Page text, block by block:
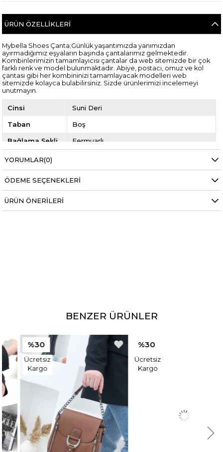
ÜRÜN ÖZELLIKLERI
Mybella Shoes Çanta;Günlük yaşantımızda yanımızdan
ayırmadığımız eşyaların başında çantalarımız gelmektedir.
Kombinlerimizin tamamlayıcısı çantalar da web sitemizde bir çok
farklı renk ve model bulunmaktadır. Abiye, postacı, omuz ve kol
çantası gibi her kombininizi tamamlayacak modelleri web
sitemizde kolayca bulabilirsiniz. Sizde ürünlerimizi incelemeyi
unutmayın.
Cinsi Suni Deri
Taban Boş
Bağlama Şekli Fermuarlı
Sezon
Ürün Meşei Yerli Üretim
YORUMLAR(0)
ÖDEME SEÇENEKLERI
ÜRÜN ÖNERILERI
BENZER ÜRÜNLER
%30
Ücretsiz
Kargo
%30
Ücretsiz
Kargo